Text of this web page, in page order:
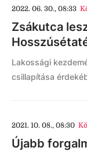
2022. 06. 30., 08:33
Zsákutca
Lakossági
csillapítása
2021. 10. 08., 08:30
Újabb